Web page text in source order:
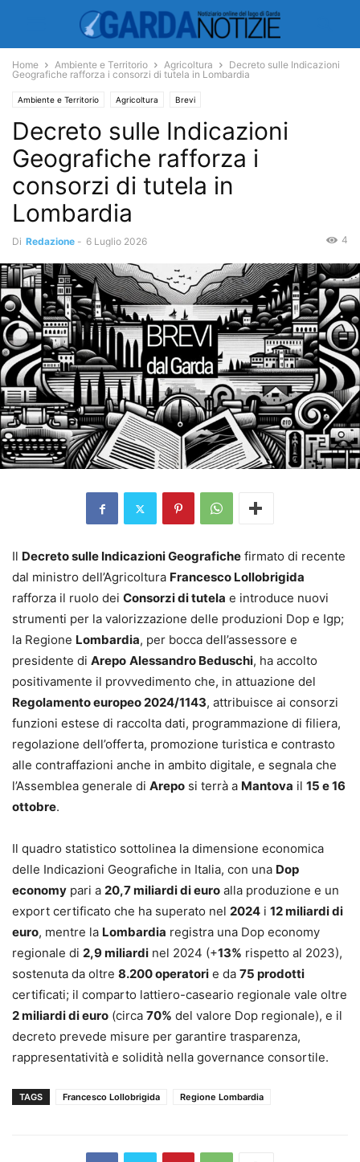
Home Ambiente e Territorio Agricoltura
Decreto sulle Indicazioni
Geografiche rafforza i consorzi di tutela in Lombardia
Ambiente e Territorio Agricoltura Brevi
Decreto sulle Indicazioni
Geografiche rafforza i
consorzi di tutela in
Lombardia
Di Redazione - 6 Luglio 2026 4
Il Decreto sulle Indicazioni Geografiche firmato di recente
dal ministro dell’Agricoltura Francesco Lollobrigida
rafforza il ruolo dei Consorzi di tutela e introduce nuovi
strumenti per la valorizzazione delle produzioni Dop e Igp;
la Regione Lombardia, per bocca dell’assessore e
presidente di Arepo Alessandro Beduschi, ha accolto
positivamente il provvedimento che, in attuazione del
Regolamento europeo 2024/1143, attribuisce ai consorzi
funzioni estese di raccolta dati, programmazione di filiera,
regolazione dell’offerta, promozione turistica e contrasto
alle contraffazioni anche in ambito digitale, e segnala che
l’Assemblea generale di Arepo si terrà a Mantova il 15 e 16
ottobre.
Il quadro statistico sottolinea la dimensione economica
delle Indicazioni Geografiche in Italia, con una Dop
economy pari a 20,7 miliardi di euro alla produzione e un
export certificato che ha superato nel 2024 i 12 miliardi di
euro, mentre la Lombardia registra una Dop economy
regionale di 2,9 miliardi nel 2024 (+13% rispetto al 2023),
sostenuta da oltre 8.200 operatori e da 75 prodotti
certificati; il comparto lattiero-caseario regionale vale oltre
2 miliardi di euro (circa 70% del valore Dop regionale), e il
decreto prevede misure per garantire trasparenza,
rappresentatività e solidità nella governance consortile.
TAGS Francesco Lollobrigida Regione Lombardia